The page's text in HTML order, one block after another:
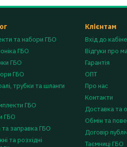
та набори ГБО
ГБО
ГБО
ГБО
трубки та шланги
ГБО
ГБО
та заправка ГБО
та розхідні
Клієнтам
Вхід до
Відгуки про
Гарантія
ОПТ
Про нас
Контакти
Доставка та
Обмін та
Договір
Таємниці ГБО